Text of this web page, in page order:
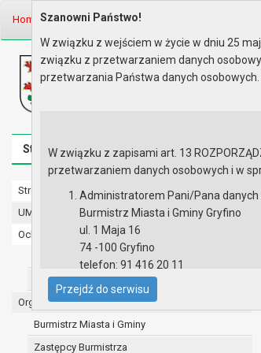
Home Informacje Dotacje dla niepublicznych jed..
Biuletyn Informacji
Urząd Miasta i Gminy w
Strona główna Mapa serwisu
Strona główna
UMiG - telefony wewnętrzne
Ochrona danych osobowych
Urząd Miasta i Gminy w Gryfinie
Straż Miejska
Organy
Burmistrz Miasta i Gminy
Zastępcy Burmistrza
Szanowni Państwo!
W związku z wejściem w życie w dniu 25
związku z przetwarzaniem danych
przetwarzania Państwa danych
W związku z zapisami art. 13
przetwarzaniem danych osobowych i w
Administratorem Pani/Pana danych
Burmistrz Miasta i Gminy Gryfino
ul. 1 Maja 16
74 -100 Gryfino
telefon: 91 416 20 11
e-mail:
burmistrz@gryfino.pl
Dane kontaktowe Inspektora
e-mail:iod@gryfino.pl
Przejdź do serwisu